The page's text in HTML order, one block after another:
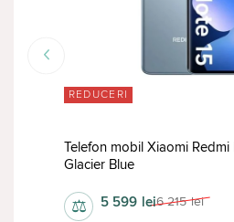
REDUCERI
Telefon mobil Xiaomi Redmi
Glacier Blue
6 215 lei
5 599 lei
⚖